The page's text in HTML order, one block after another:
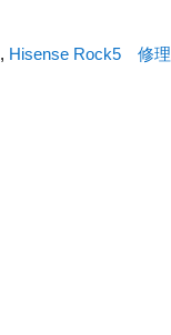
, Hisense Rock5 修理